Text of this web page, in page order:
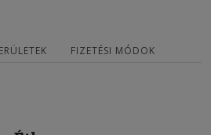
FIZETÉSI MÓDOK